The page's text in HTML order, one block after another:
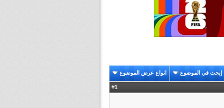
إبحث في الموضوع انواع عرض الموضوع
1